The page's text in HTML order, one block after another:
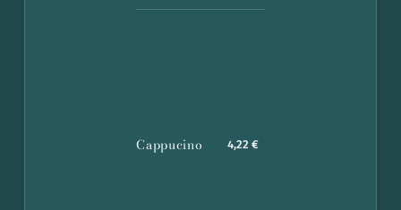
Cappucino 4,22 €